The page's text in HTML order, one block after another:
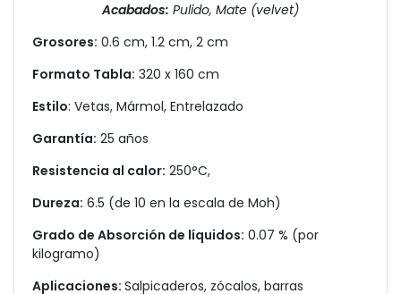
Acabados: Pulido, Mate (velvet)
Grosores: 0.6 cm, 1.2 cm, 2 cm
Formato Tabla: 320 x 160 cm
Estilo: Vetas, Mármol, Entrelazado
Garantía: 25 años
Resistencia al calor: 250°C,
Dureza: 6.5 (de 10 en la escala de Moh)
Grado de Absorción de líquidos: 0.07 % (por
kilogramo)
Aplicaciones: Salpicaderos, zócalos, barras